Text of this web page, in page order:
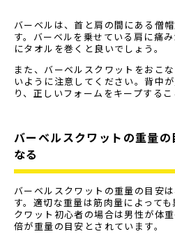
バーベルは、首と肩の間にある僧
す。バーベルを乗せている肩に痛
にタオルを巻くと良いでしょう。
また、バーベルスクワットをおこ
いように注意してください。背中
り、正しいフォームをキープするこ
バーベルスクワットの重量
なる
バーベルスクワットの重量の目安
す。適切な重量は筋肉量によって
クワット初心者の場合は男性が体
倍が重量の目安とされています。